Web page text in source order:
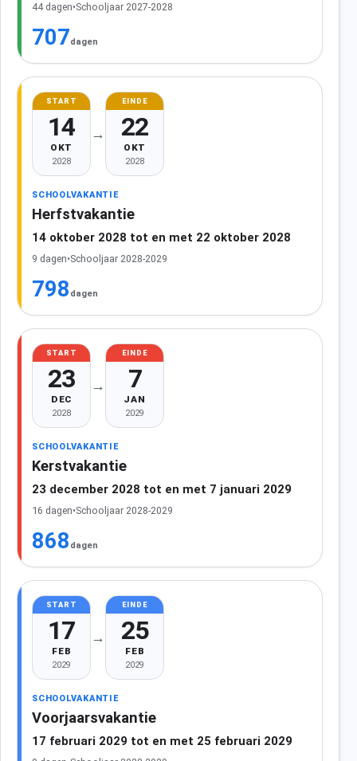
44 dagen•Schooljaar 2027-2028
707dagen
START
14
OKT
2028
→
EINDE
22
OKT
2028
SCHOOLVAKANTIE
Herfstvakantie
14 oktober 2028 tot en met 22 oktober 2028
9 dagen•Schooljaar 2028-2029
798 dagen
START
23
DEC
2028
→
EINDE
7
JAN
2029
SCHOOLVAKANTIE
Kerstvakantie
23 december 2028 tot en met 7 januari 2029
16 dagen•Schooljaar 2028-2029
868 dagen
START
17
FEB
2029
→
EINDE
25
FEB
2029
SCHOOLVAKANTIE
Voorjaarsvakantie
17 februari 2029 tot en met 25 februari 2029